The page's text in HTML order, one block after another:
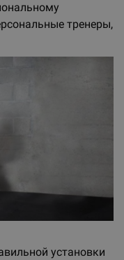
тренеры,
установки